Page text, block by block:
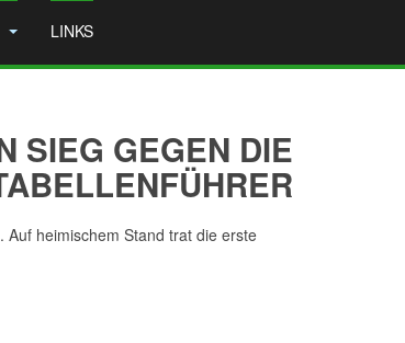
LINKS
SIEG GEGEN DIE
heimischem Stand trat die erste